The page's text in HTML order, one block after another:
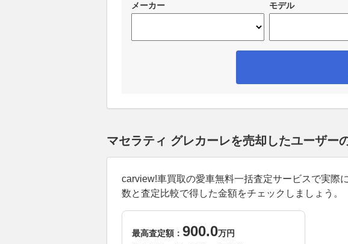
メーカー モデル
マセラティ グレカーレを売却したユーザー
carview!車買取の愛車無料一括査定サービスで実際
数と査定比較で得した金額をチェックしましょう。
最高査定額： 900.0万円